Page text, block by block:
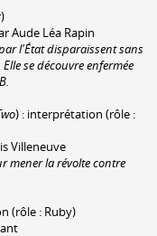
Aude Léa Rapin
l'État disparaissent sans
se découvre enfermée
) : interprétation (rôle :
Villeneuve
mener la révolte contre
(rôle : Ruby)